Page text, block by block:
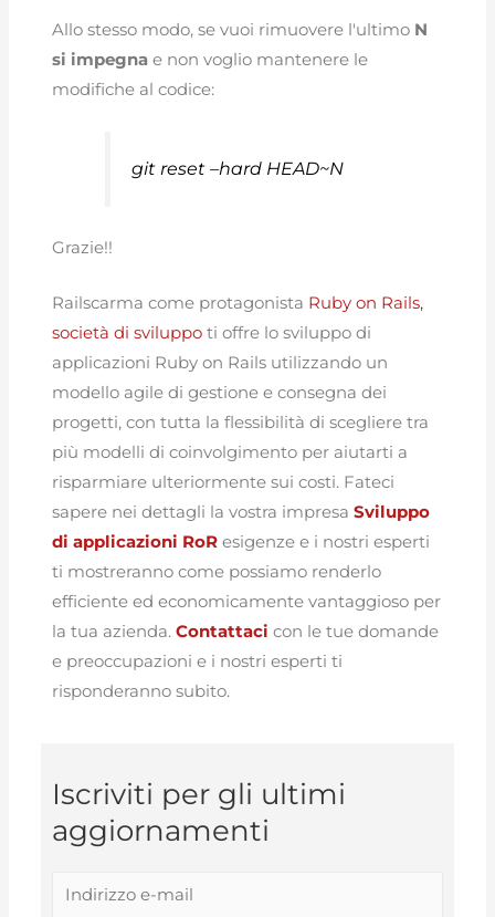
Allo stesso modo, se vuoi rimuovere l'ultimo N
si impegna e non voglio mantenere le
modifiche al codice:
git reset –hard HEAD~N
Grazie!!
Railscarma come protagonista Ruby on Rails,
società di sviluppo ti offre lo sviluppo di
applicazioni Ruby on Rails utilizzando un
modello agile di gestione e consegna dei
progetti, con tutta la flessibilità di scegliere tra
più modelli di coinvolgimento per aiutarti a
risparmiare ulteriormente sui costi. Fateci
sapere nei dettagli la vostra impresaSviluppo
di applicazioni RoR esigenze e i nostri esperti
ti mostreranno come possiamo renderlo
efficiente ed economicamente vantaggioso per
la tua azienda.Contattaci con le tue domande
e preoccupazioni e i nostri esperti ti
risponderanno subito.
Iscriviti per gli ultimi
aggiornamenti